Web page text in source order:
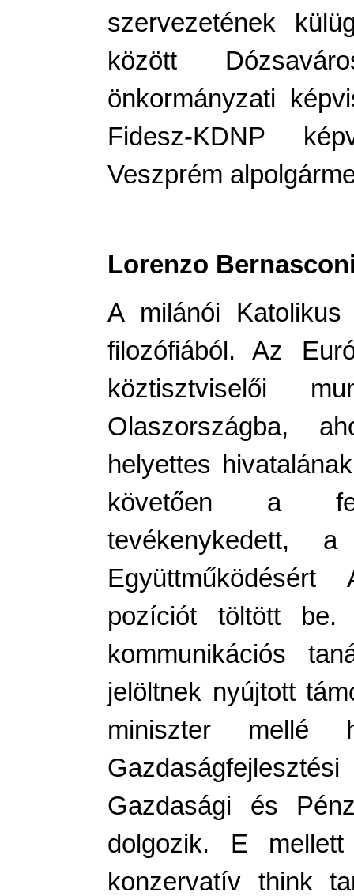
szervezetének
között
önkormányzati
Fidesz-KDNP
Veszprém
Lorenzo
A milánói Katolikus
filozófiából. Az
köztisztviselői
Olaszországba,
helyettes
követően a
tevékenykedett,
Együttműködésért
pozíciót töltött be.
kommunikációs
jelöltnek nyújtott
miniszter mellé
Gazdasági és
dolgozik. E
konzervatív think